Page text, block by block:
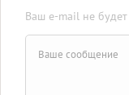
Ваш e-mail не